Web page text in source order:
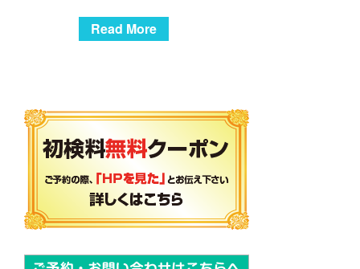
Read More